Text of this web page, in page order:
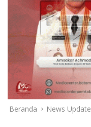
Beranda News Update